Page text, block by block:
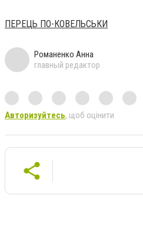
ПЕРЕЦЬ ПО-КОВЕЛЬСЬКИ
Романенко Анна
главный редактор
Авторизуйтесь, щоб оцінити